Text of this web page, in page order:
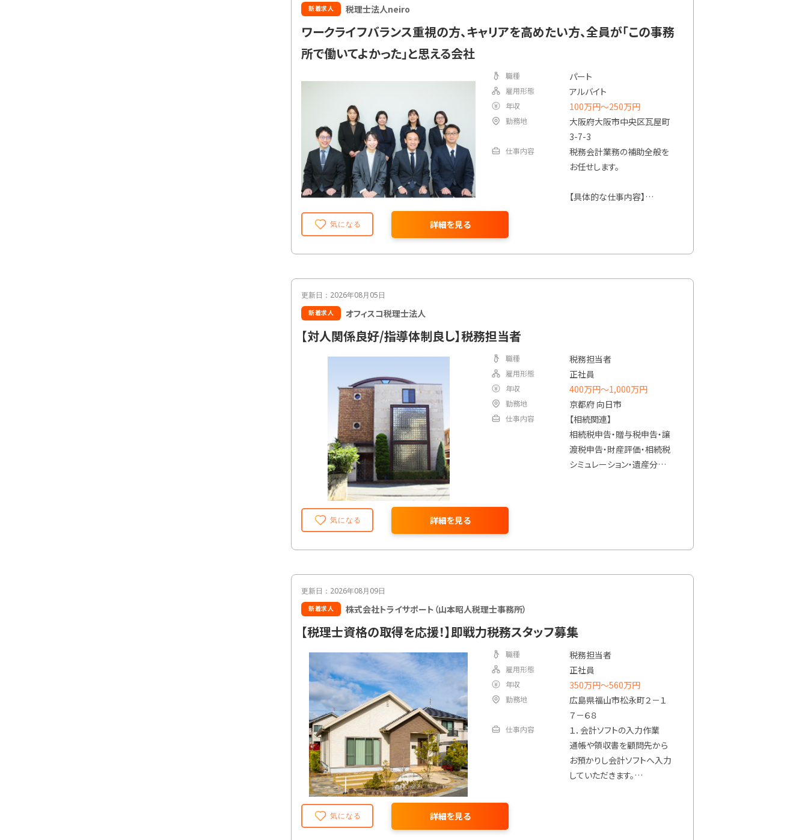
新着求人 税理士法人neiro
ワークライフバランス重視の方、キャリアを高めたい方、全員が「この事務
所で働いてよかった」と思える会社
気になる 詳細を見る
職種 パート
雇用形態 アルバイト
年収 100万円〜250万円
勤務地
大阪府大阪市中央区瓦屋町
3-7-3
仕事内容
税務会計業務の補助全般を
お任せします。
【具体的な仕事内容】
ータの作成や管理も携わっ
通じてそうした業務まで活
躍の場を広げていただけま
す。
【在宅勤務制度】
・試用期間終了後、週1日在
宅勤務可能
・入社から1年後より、週2日
変更の範囲：業務範囲の限
雇入れ直後：本社
定はない
更新日：2026年08月05日
新着求人 オフィスコ税理士法人
【対人関係良好/指導体制良し】税務担当者
気になる 詳細を見る
職種 税務担当者
雇用形態 正社員
年収 400万円〜1,000万円
勤務地 京都府 向日市
仕事内容
【相続関連】
相続税申告・贈与税申告・譲
渡税申告・財産評価・相続税
シミュレーション・遺産分割
【事業承継】
の活用支援・M&A実行支援・
リュエーション
【税務顧問等】
税務会計顧問・各種申告書
作成・税務調査立ち合い・医
業支援・法人成り（医療法人
成り含む）・経営コンサルティ
ング・社外CFO業務・経理代
行のDX支援
更新日：2026年08月09日
新着求人 株式会社トライサポート（山本昭人税理士事務所）
【税理士資格の取得を応援！】即戦力税務スタッフ募集
気になる 詳細を見る
職種 税務担当者
雇用形態 正社員
年収 350万円〜560万円
勤務地
広島県福山市松永町２－１
７－６８
仕事内容
１．会計ソフトの入力作業
通帳や領収書を顧問先から
お預かりし会計ソフトへ入力
していただきます。